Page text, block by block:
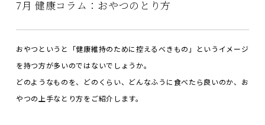
7月 健康コラム：おやつのとり方
おやつというと「健康維持のために控えるべきもの」というイメージ
を持つ方が多いのではないでしょうか。
どのようなものを、どのくらい、どんなふうに食べたら良いのか、お
やつの上手なとり方をご紹介します。